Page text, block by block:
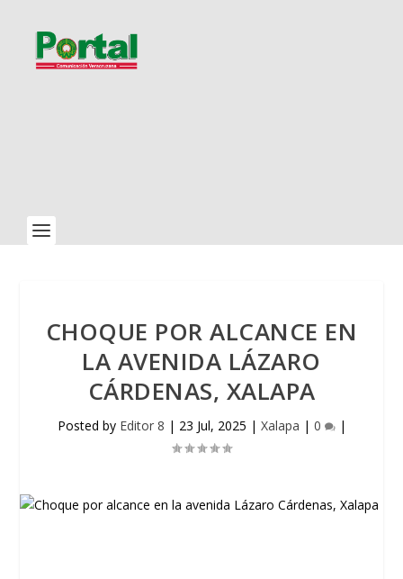
CHOQUE POR ALCANCE EN
LA AVENIDA LÁZARO
CÁRDENAS, XALAPA
Posted by Editor 8 | 23 Jul, 2025 | Xalapa | 0 |